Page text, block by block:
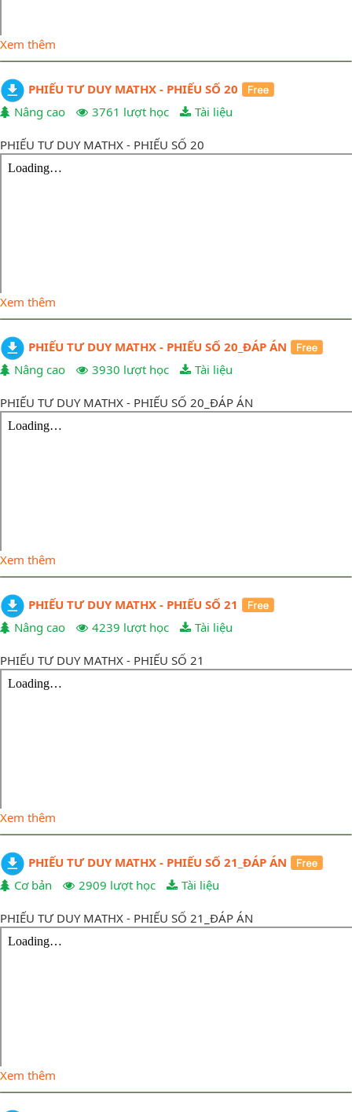
Xem thêm
PHIẾU TƯ DUY MATHX - PHIẾU SỐ 20
Nâng cao
3761 lượt học Tài liệu
PHIẾU TƯ DUY MATHX - PHIẾU SỐ 20
Xem thêm
PHIẾU TƯ DUY MATHX - PHIẾU SỐ 20_ĐÁP ÁN
Nâng cao
3930 lượt học Tài liệu
PHIẾU TƯ DUY MATHX - PHIẾU SỐ 20_ĐÁP ÁN
Xem thêm
PHIẾU TƯ DUY MATHX - PHIẾU SỐ 21
Nâng cao
4239 lượt học Tài liệu
PHIẾU TƯ DUY MATHX - PHIẾU SỐ 21
Xem thêm
PHIẾU TƯ DUY MATHX - PHIẾU SỐ 21_ĐÁP ÁN
Cơ bản
2909 lượt học Tài liệu
PHIẾU TƯ DUY MATHX - PHIẾU SỐ 21_ĐÁP ÁN
Xem thêm